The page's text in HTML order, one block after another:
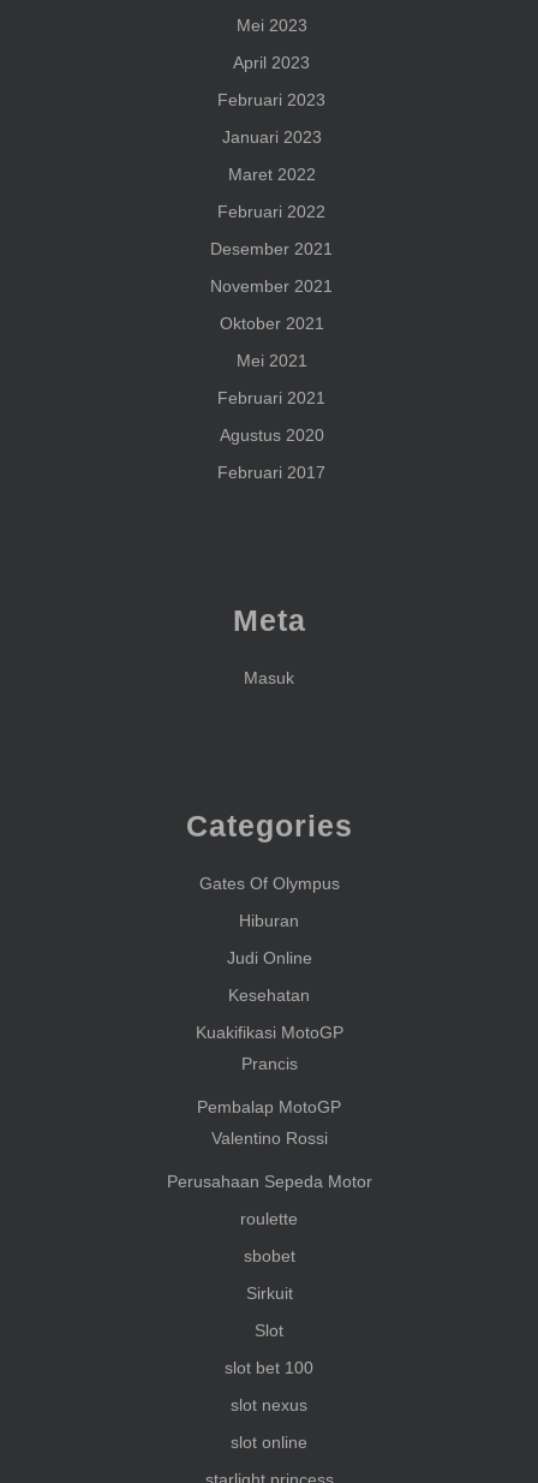
Mei 2023
April 2023
Februari 2023
Januari 2023
Maret 2022
Februari 2022
Desember 2021
November 2021
Oktober 2021
Mei 2021
Februari 2021
Agustus 2020
Februari 2017
Meta
Masuk
Categories
Gates Of Olympus
Hiburan
Judi Online
Kesehatan
Kuakifikasi MotoGP
Prancis
Pembalap MotoGP
Valentino Rossi
Perusahaan Sepeda Motor
roulette
sbobet
Sirkuit
Slot
slot bet 100
slot nexus
slot online